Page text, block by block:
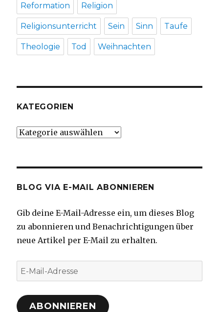
Reformation Religion
Religionsunterricht Sein Sinn Taufe
Theologie Tod Weihnachten
KATEGORIEN
Kategorien
BLOG VIA E-MAIL ABONNIEREN
Gib deine E-Mail-Adresse ein, um dieses Blog
zu abonnieren und Benachrichtigungen über
neue Artikel per E-Mail zu erhalten.
E-
Mail-
Adresse
ABONNIEREN